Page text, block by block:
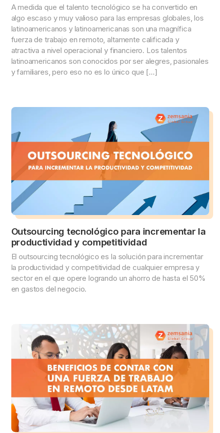
A medida que el talento tecnológico se ha convertido en
algo escaso y muy valioso para las empresas globales, los
latinoamericanos y latinoamericanas son una magnífica
fuerza de trabajo en remoto, altamente calificada y
atractiva a nivel operacional y financiero. Los talentos
latinoamericanos son conocidos por ser alegres, pasionales
y familiares, pero eso no es lo único que […]
Outsourcing tecnológico para incrementar la
productividad y competitividad
El outsourcing tecnológico es la solución para incrementar
la productividad y competitividad de cualquier empresa y
sector en el que opere logrando un ahorro de hasta el 50%
en gastos del negocio.